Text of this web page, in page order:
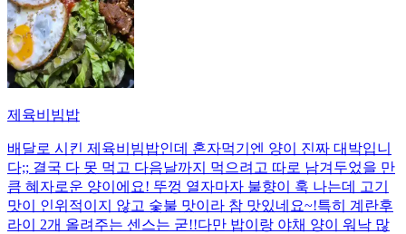
제육비빔밥
배달로 시킨 제육비빔밥인데 혼자먹기엔 양이 진짜 대박입니
다;; 결국 다 못 먹고 다음날까지 먹으려고 따로 남겨두었을 만
큼 혜자로운 양이에요! 뚜껑 열자마자 불향이 훅 나는데 고기
맛이 인위적이지 않고 숯불 맛이라 참 맛있네요~!특히 계란후
라이 2개 올려주는 센스는 굳!! ​다만 밥이랑 야채 양이 워낙 많